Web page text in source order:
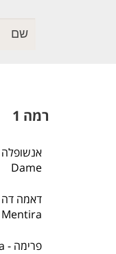
רמה 1
Dame
Mentira
פרימה - Prima